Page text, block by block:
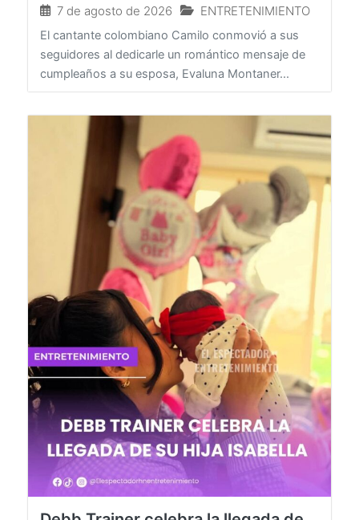
7 de agosto de 2026 ENTRETENIMIENTO
El cantante colombiano Camilo conmovió a sus
seguidores al dedicarle un romántico mensaje de
cumpleaños a su esposa, Evaluna Montaner...